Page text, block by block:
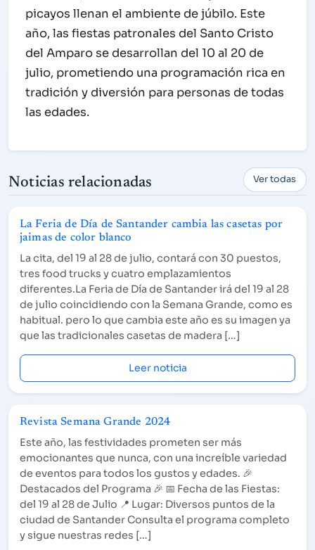
picayos llenan el ambiente de júbilo. Este
año, las fiestas patronales del Santo Cristo
del Amparo se desarrollan del 10 al 20 de
julio, prometiendo una programación rica en
tradición y diversión para personas de todas
las edades.
Noticias relacionadas Ver todas
La Feria de Día de Santander cambia las casetas por
jaimas de color blanco
La cita, del 19 al 28 de julio, contará con 30 puestos,
tres food trucks y cuatro emplazamientos
diferentes.La Feria de Día de Santander irá del 19 al 28
de julio coincidiendo con la Semana Grande, como es
habitual. pero lo que cambia este año es su imagen ya
que las tradicionales casetas de madera […]
Leer noticia
Revista Semana Grande 2024
Este año, las festividades prometen ser más
emocionantes que nunca, con una increíble variedad
de eventos para todos los gustos y edades. 🎉
Destacados del Programa 🎉 📅 Fecha de las Fiestas:
del 19 al 28 de Julio 📍 Lugar: Diversos puntos de la
ciudad de Santander Consulta el programa completo
y sigue nuestras redes […]